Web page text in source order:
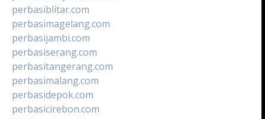
perbasiblitar.com
perbasimagelang.com
perbasijambi.com
perbasiserang.com
perbasitangerang.com
perbasimalang.com
perbasidepok.com
perbasicirebon.com